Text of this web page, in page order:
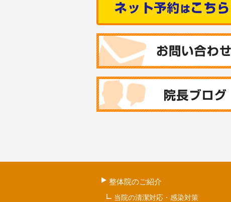
整体院のご紹介
当院の清潔対応・感染対策